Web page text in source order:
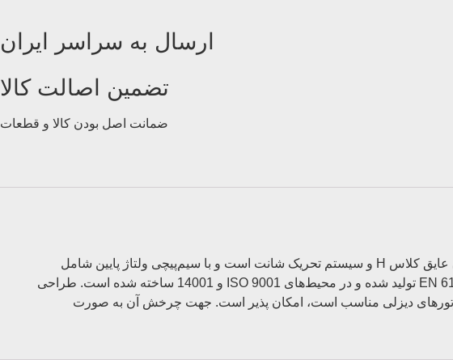
ارسال به سراسر ایران
تضمین اصالت کالا
ضمانت اصل بودن کالا و قطعات
ژنراتور TAL 044 با قابلیت‌های سه‌فاز و تک‌فاز، برای کاربردهای برق پشتیبان و اصلی طراحی شده است. این مدل دارای عایق کلاس H و سیستم تحریک شانت است و با سیم‌پیچی ولتاژ پایین شامل
گزینه‌های سه‌فاز 50 و 60 هرتز و تک‌فاز 50 و 60 هرتز در دسترس است. مطابق با استانداردهای IEC 60034 و EN 61000-6-3 تولید شده و در محیط‌های ISO 9001 و 14001 ساخته شده است. طراحی
موتورهای دیزلی مناسب است، امکان پذیر است. جهت چرخش آن به صورت